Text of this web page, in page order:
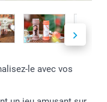
le avec vos